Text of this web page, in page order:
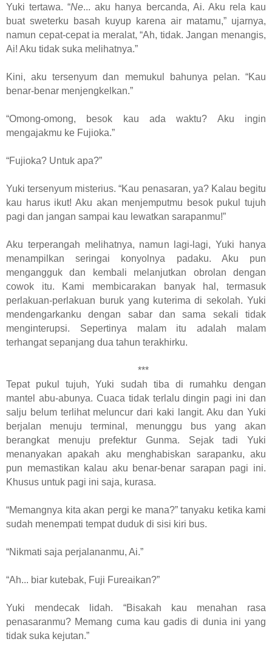
Yuki tertawa. “Ne... aku hanya bercanda, Ai. Aku rela kau
buat sweterku basah kuyup karena air matamu,” ujarnya,
namun cepat-cepat ia meralat, “Ah, tidak. Jangan menangis,
Ai! Aku tidak suka melihatnya.”
Kini, aku tersenyum dan memukul bahunya pelan. “Kau
benar-benar menjengkelkan.”
“Omong-omong, besok kau ada waktu? Aku ingin
mengajakmu ke Fujioka.”
“Fujioka? Untuk apa?”
Yuki tersenyum misterius. “Kau penasaran, ya? Kalau begitu
kau harus ikut! Aku akan menjemputmu besok pukul tujuh
pagi dan jangan sampai kau lewatkan sarapanmu!”
Aku terperangah melihatnya, namun lagi-lagi, Yuki hanya
menampilkan seringai konyolnya padaku. Aku pun
mengangguk dan kembali melanjutkan obrolan dengan
cowok itu. Kami membicarakan banyak hal, termasuk
perlakuan-perlakuan buruk yang kuterima di sekolah. Yuki
mendengarkanku dengan sabar dan sama sekali tidak
menginterupsi. Sepertinya malam itu adalah malam
terhangat sepanjang dua tahun terakhirku.
***
Tepat pukul tujuh, Yuki sudah tiba di rumahku dengan
mantel abu-abunya. Cuaca tidak terlalu dingin pagi ini dan
salju belum terlihat meluncur dari kaki langit. Aku dan Yuki
berjalan menuju terminal, menunggu bus yang akan
berangkat menuju prefektur Gunma. Sejak tadi Yuki
menanyakan apakah aku menghabiskan sarapanku, aku
pun memastikan kalau aku benar-benar sarapan pagi ini.
Khusus untuk pagi ini saja, kurasa.
“Memangnya kita akan pergi ke mana?” tanyaku ketika kami
sudah menempati tempat duduk di sisi kiri bus.
“Nikmati saja perjalananmu, Ai.”
“Ah... biar kutebak, Fuji Fureaikan?”
Yuki mendecak lidah. “Bisakah kau menahan rasa
penasaranmu? Memang cuma kau gadis di dunia ini yang
tidak suka kejutan.”